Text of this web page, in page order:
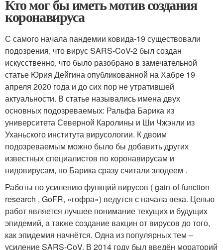
Кто мог бы иметь мотив создания
коронавируса
С самого начала пандемии ковида-19 существовали
подозрения, что вирус SARS-CoV-2 был создан
искусственно, что было разобрано в замечательной
статье Юрия Дейгина опубликованной на Хабре 19
апреля 2020 года и до сих пор не утратившей
актуальности. В статье назывались имена двух
основных подозреваемых: Ральфа Барика из
университета Северной Каролины и Ши Чжэнли из
Уханьского института вирусологии. К двоим
подозреваемым можно было бы добавить других
известных специалистов по коронавирусам и
нидовирусам, но Барика сразу считали злодеем .
Работы по усилению функций вирусов ( gain-of-function
research , GoFR, «гофра») ведутся с начала века. Целью
работ является лучшее понимание текущих и будущих
эпидемий, а также создание вакцин от вирусов до того,
как эпидемия начнётся. Одна из популярных тем –
усиление SARS-CoV. В 2014 году был введён мораторий